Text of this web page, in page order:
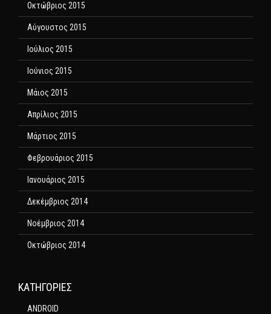
Οκτώβριος 2015
Αύγουστος 2015
Ιούλιος 2015
Ιούνιος 2015
Μάιος 2015
Απρίλιος 2015
Μάρτιος 2015
Φεβρουάριος 2015
Ιανουάριος 2015
Δεκέμβριος 2014
Νοέμβριος 2014
Οκτώβριος 2014
KΑΤΗΓΟΡΊΕΣ
ANDROID